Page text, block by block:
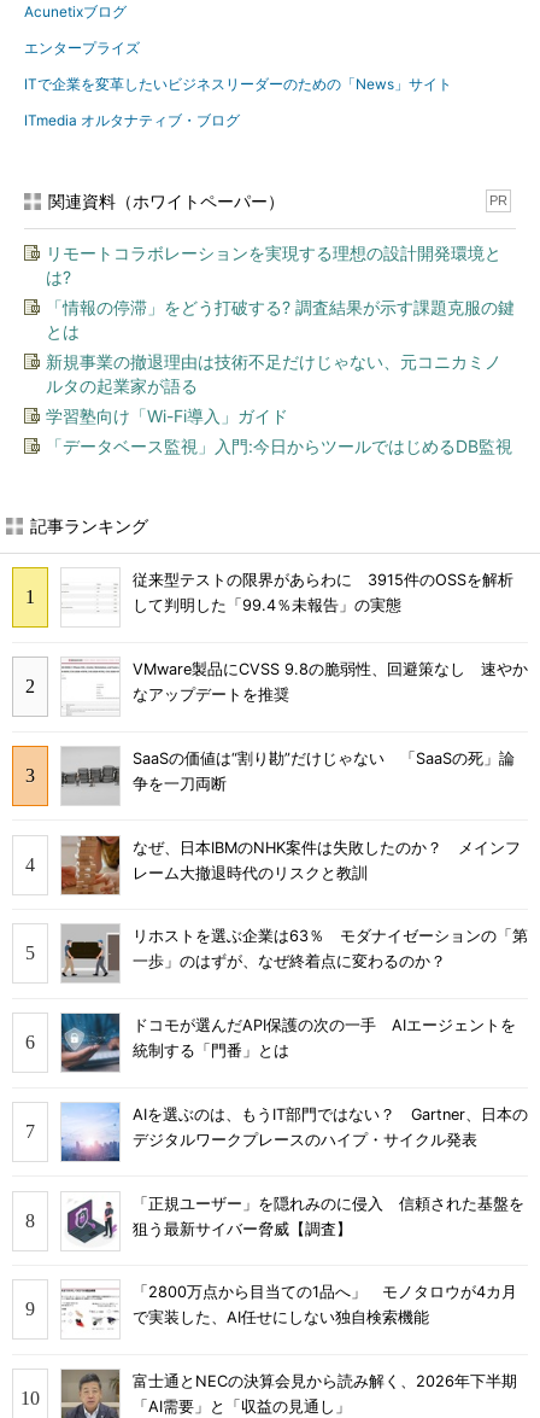
Acunetixブログ
エンタープライズ
ITで企業を変革したいビジネスリーダーのための「News」サイト
ITmedia オルタナティブ・ブログ
関連資料（ホワイトペーパー） PR
リモートコラボレーションを実現する理想の設計開発環境と
は?
「情報の停滞」をどう打破する? 調査結果が示す課題克服の鍵
とは
新規事業の撤退理由は技術不足だけじゃない、元コニカミノ
ルタの起業家が語る
学習塾向け「Wi-Fi導入」ガイド
「データベース監視」入門:今日からツールではじめるDB監視
記事ランキング
従来型テストの限界があらわに 3915件のOSSを解析
して判明した「99.4％未報告」の実態
VMware製品にCVSS 9.8の脆弱性、回避策なし 速やか
なアップデートを推奨
SaaSの価値は“割り勘”だけじゃない 「SaaSの死」論
争を一刀両断
なぜ、日本IBMのNHK案件は失敗したのか？ メインフ
レーム大撤退時代のリスクと教訓
リホストを選ぶ企業は63％ モダナイゼーションの「第
一歩」のはずが、なぜ終着点に変わるのか？
ドコモが選んだAPI保護の次の一手 AIエージェントを
統制する「門番」とは
AIを選ぶのは、もうIT部門ではない？ Gartner、日本の
デジタルワークプレースのハイプ・サイクル発表
「正規ユーザー」を隠れみのに侵入 信頼された基盤を
狙う最新サイバー脅威【調査】
「2800万点から目当ての1品へ」 モノタロウが4カ月
で実装した、AI任せにしない独自検索機能
富士通とNECの決算会見から読み解く、2026年下半期
「AI需要」と「収益の見通し」